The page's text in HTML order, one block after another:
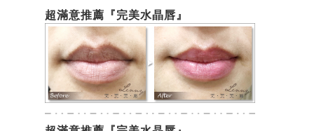
超滿意推薦『完美水晶唇』